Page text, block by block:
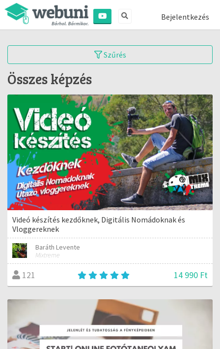
Bejelentkezés
Szűrés
Összes képzés
Videó készítés kezdőknek, Digitális Nomádoknak és
Vloggereknek
Baráth Levente
Mixtreme
121 14 990 Ft